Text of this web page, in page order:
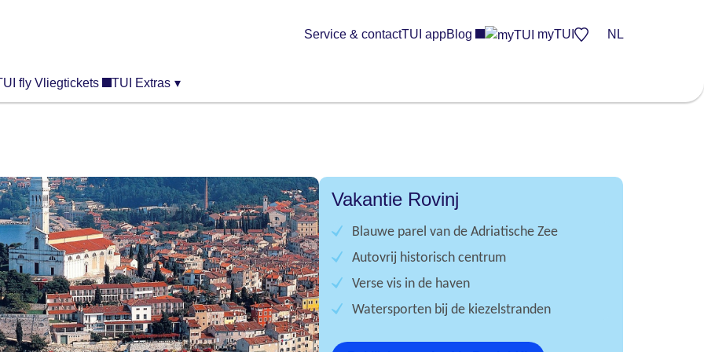
fly Vliegtickets TUI Extras ▾
Service & contactTUI appBlog myTUI NL
Vakantie Rovinj
Blauwe parel van de Adriatische Zee
Autovrij historisch centrum
Verse vis in de haven
Watersporten bij de kiezelstranden